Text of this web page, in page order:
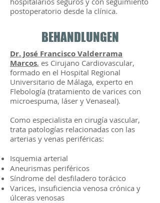
postoperatorio desde la clínica.
BEHANDLUNGEN
Dr. José Francisco Valderrama
Marcos, es Cirujano Cardiovascular,
formado en el Hospital Regional
Universitario de Málaga, experto en
Flebología (tratamiento de varices con
microespuma, láser y Venaseal).
Como especialista en cirugía vascular,
trata patologías relacionadas con las
arterias y venas periféricas:
Isquemia arterial
Aneurismas periféricos
Síndrome del desfiladero torácico
Varices, insuficiencia venosa crónica y
úlceras venosas